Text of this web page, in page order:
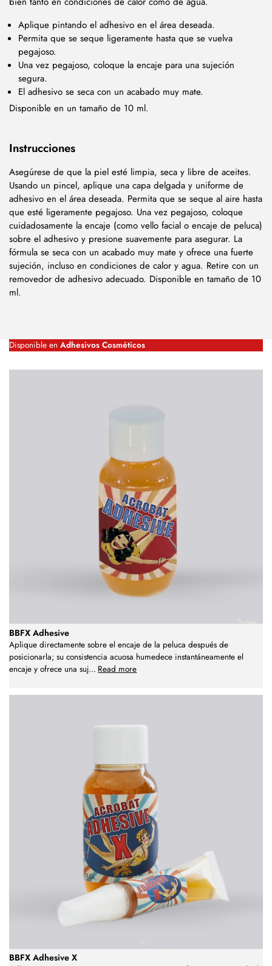
Aplique pintando el adhesivo en el área deseada.
Permita que se seque ligeramente hasta que se vuelva
pegajoso.
Una vez pegajoso, coloque la encaje para una sujeción
segura.
El adhesivo se seca con un acabado muy mate.
Disponible en un tamaño de 10 ml.
Instrucciones
Asegúrese de que la piel esté limpia, seca y libre de aceites.
Usando un pincel, aplique una capa delgada y uniforme de
adhesivo en el área deseada. Permita que se seque al aire hasta
que esté ligeramente pegajoso. Una vez pegajoso, coloque
cuidadosamente la encaje (como vello facial o encaje de peluca)
sobre el adhesivo y presione suavemente para asegurar. La
fórmula se seca con un acabado muy mate y ofrece una fuerte
sujeción, incluso en condiciones de calor y agua. Retire con un
removedor de adhesivo adecuado. Disponible en tamaño de 10
ml.
Disponible en Adhesivos Cosméticos
BBFX Adhesive
Aplique directamente sobre el encaje de la peluca después de
posicionarla; su consistencia acuosa humedece instantáneamente el
encaje y ofrece una suj... Read more
BBFX Adhesive X